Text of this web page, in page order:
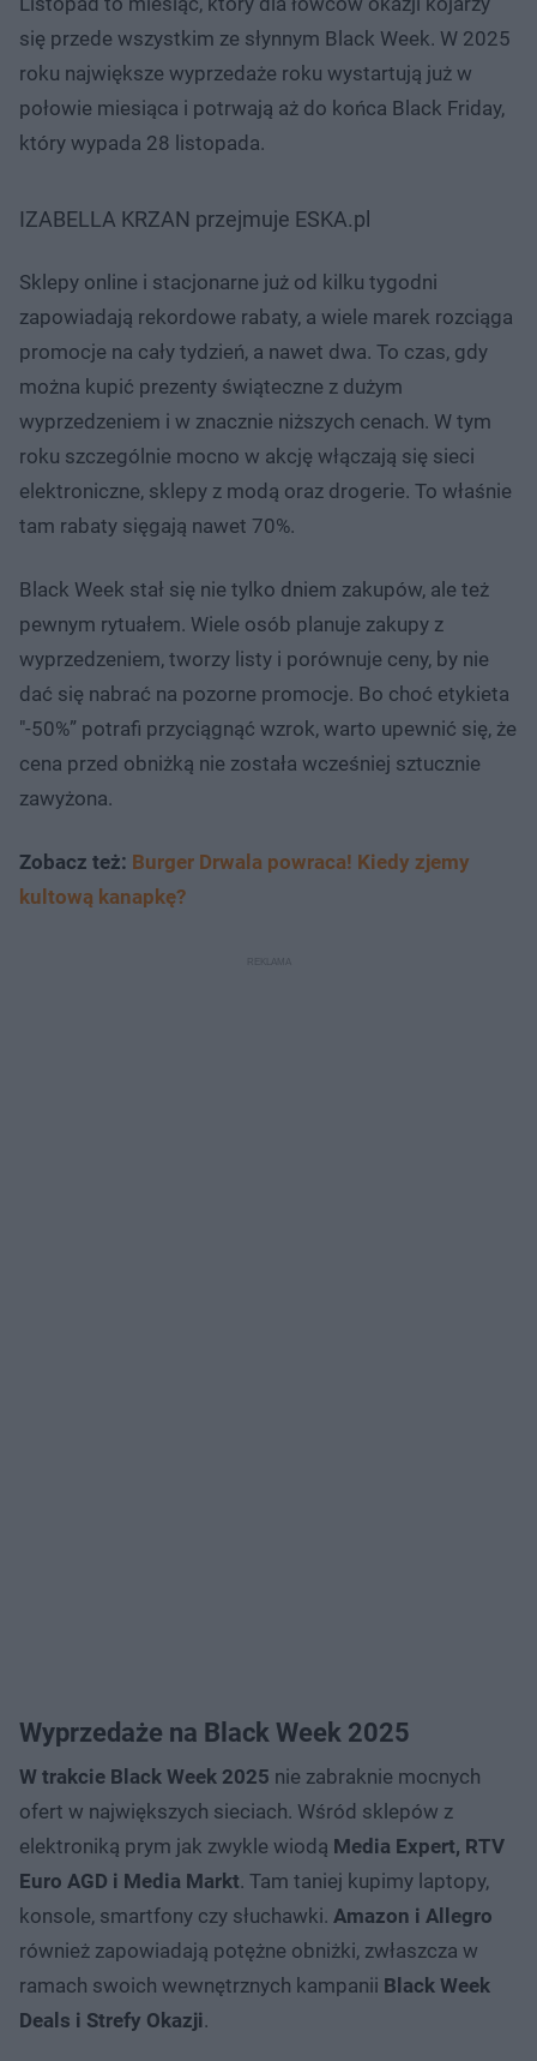
się przede wszystkim ze słynnym Black Week. W 2025
roku największe wyprzedaże roku wystartują już w
połowie miesiąca i potrwają aż do końca Black Friday,
który wypada 28 listopada.
IZABELLA KRZAN przejmuje ESKA.pl
Sklepy online i stacjonarne już od kilku tygodni
zapowiadają rekordowe rabaty, a wiele marek rozciąga
promocje na cały tydzień, a nawet dwa. To czas, gdy
można kupić prezenty świąteczne z dużym
wyprzedzeniem i w znacznie niższych cenach. W tym
roku szczególnie mocno w akcję włączają się sieci
elektroniczne, sklepy z modą oraz drogerie. To właśnie
tam rabaty sięgają nawet 70%.
Black Week stał się nie tylko dniem zakupów, ale też
pewnym rytuałem. Wiele osób planuje zakupy z
wyprzedzeniem, tworzy listy i porównuje ceny, by nie
dać się nabrać na pozorne promocje. Bo choć etykieta
"-50%” potrafi przyciągnąć wzrok, warto upewnić się, że
cena przed obniżką nie została wcześniej sztucznie
zawyżona.
Zobacz też: Burger Drwala powraca! Kiedy zjemy
kultową kanapkę?
Wyprzedaże na Black Week 2025
W trakcie Black Week 2025 nie zabraknie mocnych
ofert w największych sieciach. Wśród sklepów z
elektroniką prym jak zwykle wiodą Media Expert, RTV
Euro AGD i Media Markt. Tam taniej kupimy laptopy,
konsole, smartfony czy słuchawki. Amazon i Allegro
również zapowiadają potężne obniżki, zwłaszcza w
ramach swoich wewnętrznych kampanii Black Week
Deals i Strefy Okazji.